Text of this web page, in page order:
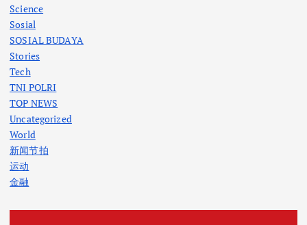
Science
Sosial
SOSIAL BUDAYA
Stories
Tech
TNI POLRI
TOP NEWS
Uncategorized
World
新闻节拍
运动
金融